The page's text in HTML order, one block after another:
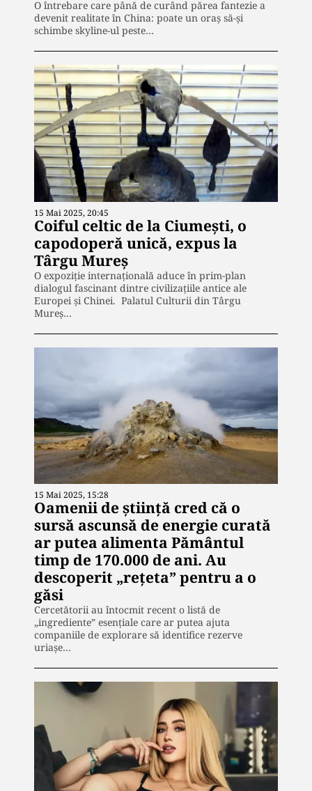
O întrebare care până de curând părea fantezie a
devenit realitate în China: poate un oraș să-și
schimbe skyline-ul peste…
15 Mai 2025, 20:45
Coiful celtic de la Ciumești, o
capodoperă unică, expus la
Târgu Mureș
O expoziție internațională aduce în prim-plan
dialogul fascinant dintre civilizațiile antice ale
Europei și Chinei. Palatul Culturii din Târgu
Mureș…
15 Mai 2025, 15:28
Oamenii de știință cred că o
sursă ascunsă de energie curată
ar putea alimenta Pământul
timp de 170.000 de ani. Au
descoperit „rețeta” pentru a o
găsi
Cercetătorii au întocmit recent o listă de
„ingrediente” esențiale care ar putea ajuta
companiile de explorare să identifice rezerve
uriașe…